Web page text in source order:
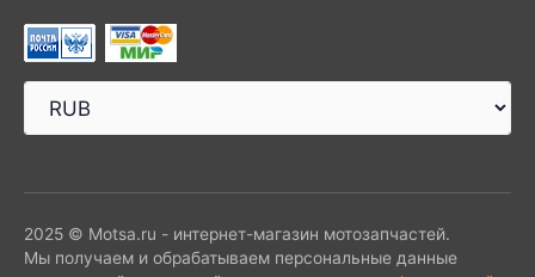
2025 © Motsa.ru - интернет-магазин мотозапчастей.
Мы получаем и обрабатываем персональные данные